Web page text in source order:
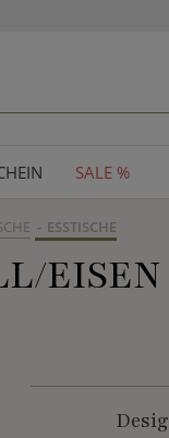
SALE %
ESSTISCHE
EISEN